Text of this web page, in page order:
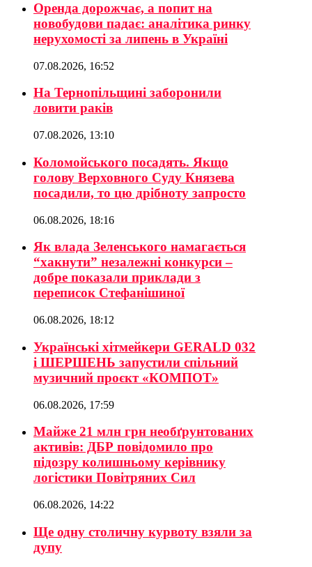
Оренда дорожчає, а попит на
новобудови падає: аналітика ринку
нерухомості за липень в Україні
07.08.2026, 16:52
На Тернопільщині заборонили
ловити раків
07.08.2026, 13:10
Коломойського посадять. Якщо
голову Верховного Суду Князева
посадили, то цю дрібноту запросто
06.08.2026, 18:16
Як влада Зеленського намагається
“хакнути” незалежні конкурси –
добре показали приклади з
переписок Стефанішиної
06.08.2026, 18:12
Українські хітмейкери GERALD 032
і ШЕРШЕНЬ запустили спільний
музичний проєкт «КОМПОТ»
06.08.2026, 17:59
Майже 21 млн грн необґрунтованих
активів: ДБР повідомило про
підозру колишньому керівнику
логістики Повітряних Сил
06.08.2026, 14:22
Ще одну столичну курвоту взяли за
дупу